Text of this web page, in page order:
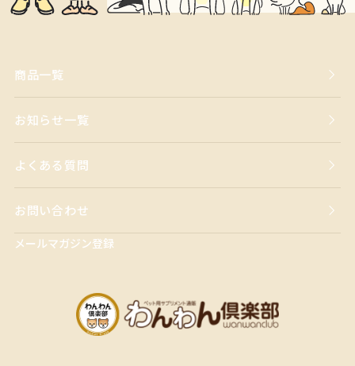
商品一覧
お知らせ一覧
よくある質問
お問い合わせ
メールマガジン登録